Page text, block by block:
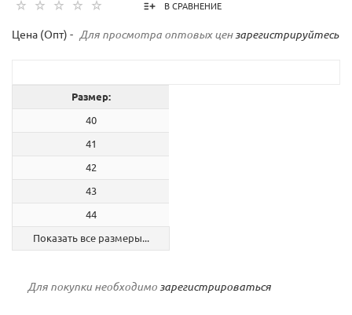
В СРАВНЕНИЕ
Цена (Опт) - Для просмотра оптовых цензарегистрируйтесь
Размер:
40
41
42
43
44
Показать все размеры...
Для покупки необходимозарегистрироваться